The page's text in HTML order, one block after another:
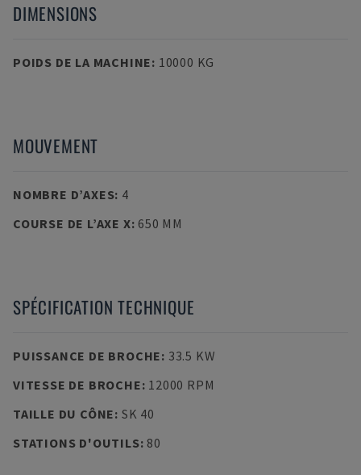
DIMENSIONS
POIDS DE LA MACHINE: 10000 KG
MOUVEMENT
NOMBRE D’AXES: 4
COURSE DE L’AXE X: 650 MM
SPÉCIFICATION TECHNIQUE
PUISSANCE DE BROCHE: 33.5 KW
VITESSE DE BROCHE: 12000 RPM
TAILLE DU CÔNE: SK 40
STATIONS D'OUTILS: 80